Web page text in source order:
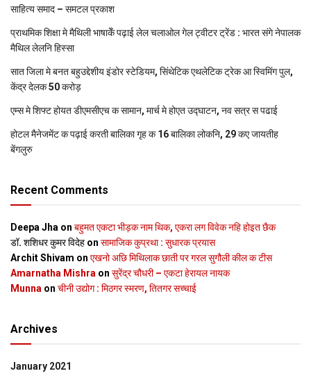
साहित्य समाद – समटल प्रकाश
प्राथमिक शि‍क्षा मे मैथि‍ली भाषाकेँ पढ़ाई लेल चलाओल गेल ट्वीटर ट्रेंड : भारत संगे नेपालक
मैथिल लेलनि हिस्सा
सात जिला मे बनत बहुउद्देशीय इंडोर स्‍टेडि‍यम, सिंथेटिक एथलेटिक ट्रेक आ स्विमिंग पुल,
केंद्र देलक 50 करोड़
एम्स मे शिफ्ट होयत डीएमसीएच क सामान, मार्च मे होएत उद्घाटन, नव सत्र स पढाई
होटल मैनेजमेंट क पढ़ाई करती बालिका गृह क 16 बालिका लोकनि, 29 कए जायतीह
बेंगलुरु
Recent Comments
Deepa Jha on बहुमत एकटा भीड़क नाम थिक, एकरा लग विवेक नहि होइत छैक
डॉ. शशिधर कुमर विदेह on सामाजिक कुप्रथा : सुधारक प्रयास
Archit Shivam on एखनो अछि मिथिलाक छाती पर गरल सुगौली कील क टीस
Amarnatha Mishra on सुरेंद्र चौधरी – एकटा हेरायल नायक
Munna on चीनी उद्योग : मिठगर स्‍मरण, तितगर सच्‍चाई
Archives
January 2021